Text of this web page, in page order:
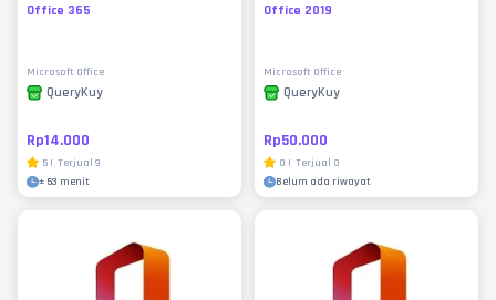
Office 365
Microsoft Office
QueryKuy
Rp14.000
5 | Terjual 9
± 53 menit
Office 2019
Microsoft Office
QueryKuy
Rp50.000
0 | Terjual 0
Belum ada riwayat